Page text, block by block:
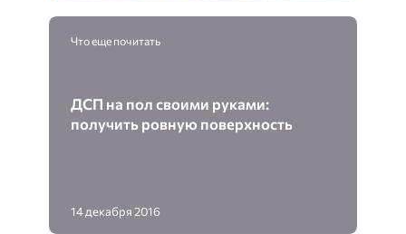
Что еще почитать
ДСП на пол своими руками:
получить ровную поверхность
14 декабря 2016